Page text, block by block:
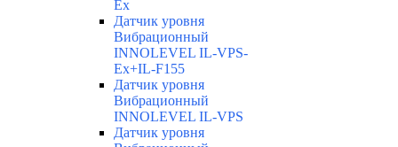
Ex
Датчик уровня
Вибрационный
INNOLEVEL IL-VPS-
Ex+IL-F155
Датчик уровня
Вибрационный
INNOLEVEL IL-VPS
Датчик уровня